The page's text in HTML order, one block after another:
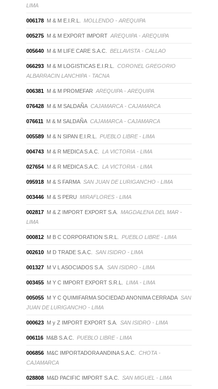
LIMA
006178 M & M E.I.R.L. MOLLENDO - AREQUIPA
005275 M & M EXPORT IMPORT AREQUIPA - AREQUIPA
005640 M & M LIFE CARE S.A.C. BELLAVISTA - CALLAO
066293 M & M LOGISTICAS E.I.R.L.
CORONEL GREGORIO
ALBARRACIN LANCHIPA - TACNA
006381 M & M PROMEFAR AREQUIPA - AREQUIPA
076428 M & M SALDAÑA CAJAMARCA - CAJAMARCA
076611 M & M SALDAÑA CAJAMARCA - CAJAMARCA
005589 M & N SIPAN E.I.R.L. PUEBLO LIBRE - LIMA
004743 M & R MEDICA S.A.C. LA VICTORIA - LIMA
027654 M & R MEDICA S.A.C. LA VICTORIA - LIMA
095918 M & S FARMA SAN JUAN DE LURIGANCHO - LIMA
003446 M & S PERU MIRAFLORES - LIMA
002817 M & Z IMPORT EXPORT S.A.
MAGDALENA DEL MAR -
LIMA
000812 M B C CORPORATION S.R.L. PUEBLO LIBRE - LIMA
002610 M D TRADE S.A.C. SAN ISIDRO - LIMA
001327 M V L ASOCIADOS S.A. SAN ISIDRO - LIMA
003455 M Y C IMPORT EXPORT S.R.L. LIMA - LIMA
005055 M Y C QUIMIFARMA SOCIEDAD ANONIMA CERRADA SAN
JUAN DE LURIGANCHO - LIMA
000623 M y Z IMPORT EXPORT S.A. SAN ISIDRO - LIMA
006116 M&B S.A.C. PUEBLO LIBRE - LIMA
006856 M&C IMPORTADORA ANDINA S.A.C.
CHOTA -
CAJAMARCA
028808 M&D PACIFIC IMPORT S.A.C. SAN MIGUEL - LIMA